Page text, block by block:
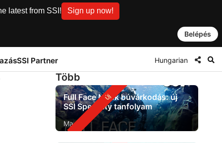
latest from SSI! Sign up now!
Belépés
SSI Partner Hungarian
Több
Full Face Mask búvárkodás: új
SSI Specialty tanfolyam
Ma